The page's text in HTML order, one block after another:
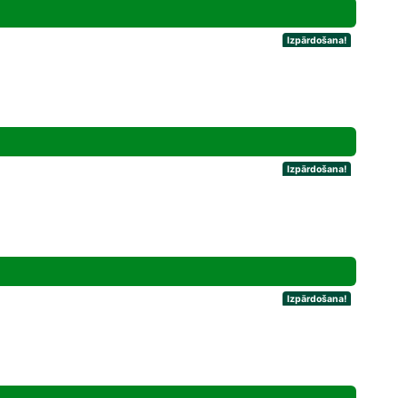
Izpārdošana!
Izpārdošana!
Izpārdošana!